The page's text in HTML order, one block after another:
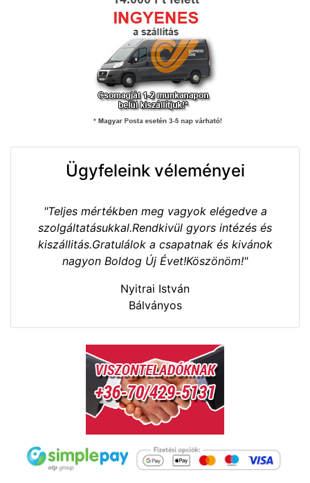
Ügyfeleink véleményei
"Teljes mértékben meg vagyok elégedve a
szolgáltatásukkal.Rendkivül gyors intézés és
kiszállitás.Gratulálok a csapatnak és kivánok
nagyon Boldog Új Évet!Köszönöm!"
Nyitrai István
Bálványos